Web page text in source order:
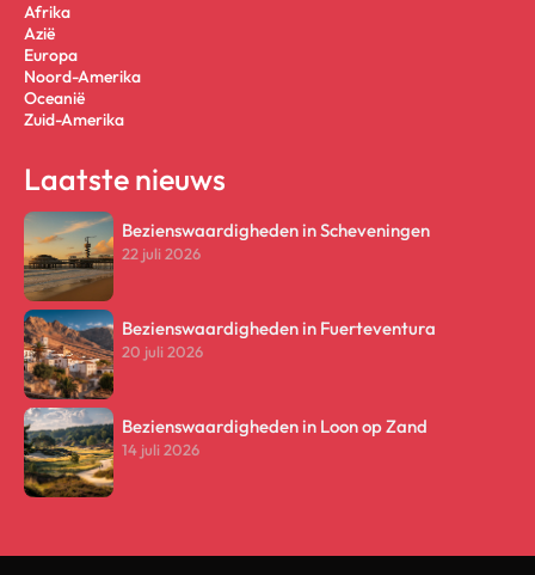
Afrika
Azië
Europa
Noord-Amerika
Oceanië
Zuid-Amerika
Laatste nieuws
Bezienswaardigheden in Scheveningen
22 juli 2026
Bezienswaardigheden in Fuerteventura
20 juli 2026
Bezienswaardigheden in Loon op Zand
14 juli 2026